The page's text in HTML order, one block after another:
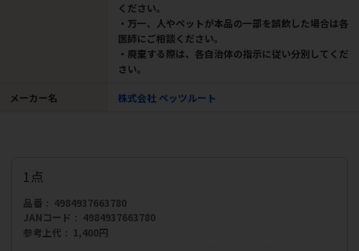
ください。
・万一、人やペットが本品の一部を誤飲した場合は各
医師にご相談ください。
・廃棄する際は、各自治体の指示に従い分別してくだ
さい。
メーカー名 株式会社 ペッツルート
1点
品番
4984937663780
JANコード
4984937663780
参考上代
1,400円